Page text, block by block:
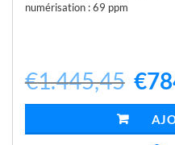
numérisation : 69 ppm
€1.445,45 Le
prix
initial
était :
€
AJOUTER